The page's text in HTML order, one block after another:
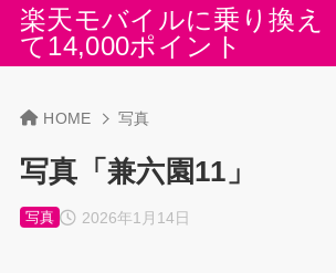
楽天モバイルに乗り換え
て14,000ポイント
HOME 写真
写真「兼六園11」
2026年1月14日
写真